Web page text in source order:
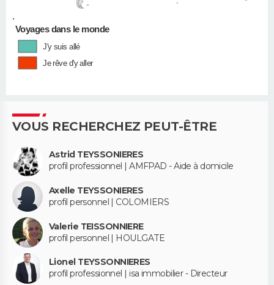
•
Voyages dans le monde
J'y suis allé
Je rêve d'y aller
VOUS RECHERCHEZ PEUT-ÊTRE
Astrid TEYSSONIERES
profil professionnel | AMFPAD - Aide à domicile
Axelle TEYSSONIERES
profil personnel | COLOMIERS
Valerie TEISSONNIERE
profil personnel | HOULGATE
Lionel TEYSSONNIERES
profil professionnel | isa immobilier - Directeur